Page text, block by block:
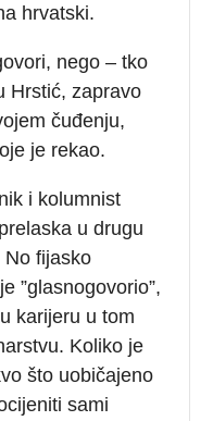
hrvatski.
nego – tko
Hrstić, zapravo
čuđenju,
je rekao.
i kolumnist
u drugu
No fijasko
”glasnogovorio”,
karijeru u tom
Koliko je
što uobičajeno
sami